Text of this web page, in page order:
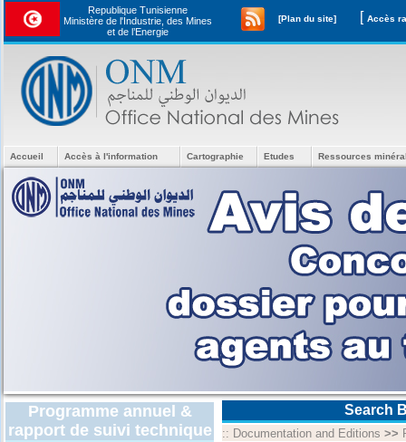
Republique Tunisienne
Ministère de l'Industrie, des Mines
et de l’Energie
[Plan du site] [
Accueil Accès à l'information Cartographie Etudes Ressources
Programme annuel &
rapport de suivi technique
Search
:: Documentation and Editions >>